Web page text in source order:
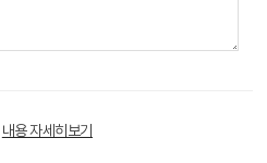
내용 자세히보기